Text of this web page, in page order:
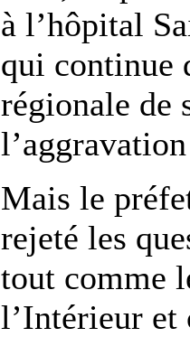
à l’hôpital
qui continue
régionale de
Mais le
rejeté les
tout comme
l’Intérieur et